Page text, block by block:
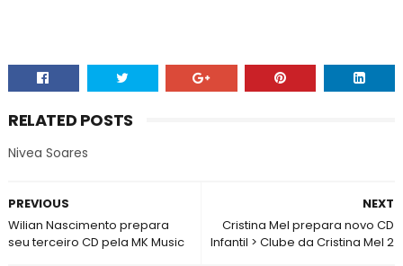
RELATED POSTS
Nivea Soares
NEXT
Cristina Mel prepara novo CD
Infantil > Clube da Cristina Mel 2
PREVIOUS
Wilian Nascimento prepara
seu terceiro CD pela MK Music